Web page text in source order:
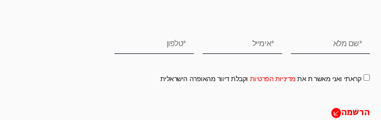
קראתי ואני מאשר.ת את מדיניות הפרטיות וקבלת דיוור מהאופרה הישראלית
הרשמה